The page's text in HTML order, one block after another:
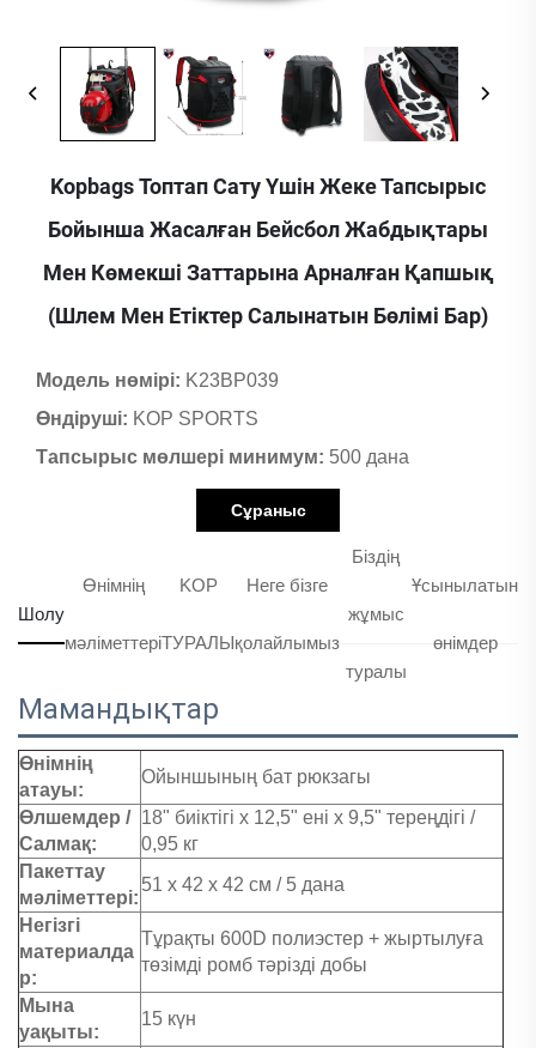
Kopbags Топтап Сату Үшін Жеке Тапсырыс
Бойынша Жасалған Бейсбол Жабдықтары
Мен Көмекші Заттарына Арналған Қапшық
(шлем Мен Етіктер Салынатын Бөлімі Бар)
Модель нөмірі: K23BP039
Өндіруші: KOP SPORTS
Тапсырыс мөлшері минимум: 500 дана
Сұраныс
Шолу
Өнімнің
мәліметтері
KOP
ТУРАЛЫ
Неге бізге
қолайлымыз
Біздің
жұмыс
туралы
Ұсынылатын
өнімдер
Мамандықтар
Өнімнің
атауы:
Ойыншының бат рюкзагы
Өлшемдер /
Салмақ:
18" биіктігі x 12,5" ені x 9,5" тереңдігі /
0,95 кг
Пакеттау
мәліметтері:
51 x 42 x 42 см / 5 дана
Негізгі
материалда
р:
Тұрақты 600D полиэстер + жыртылуға
төзімді ромб тәрізді добы
Мына
уақыты:
15 күн